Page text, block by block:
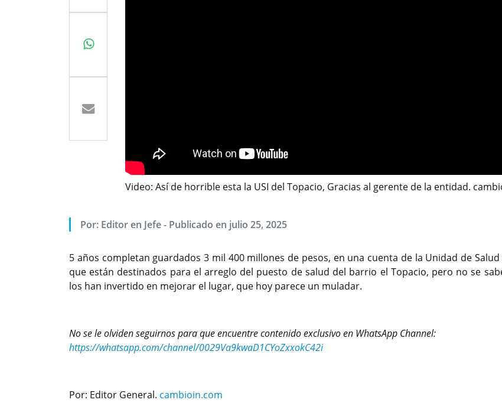
Video: Así de horrible esta la USI del Topacio, Gracias al gerente de la entidad.
Por: Editor en Jefe - Publicado en julio 25, 2025
5 años completan guardados 3 mil 400 millones de pesos, en una cuenta de la Unidad de Salud
que están destinados para el arreglo del puesto de salud del barrio el Topacio, pero no se
los han invertido en mejorar el lugar, que hoy parece un muladar.
No se le olviden seguirnos para que encuentre contenido exclusivo en WhatsApp Channel:
https://whatsapp.com/channel/0029Va9kwaD1CYoZxxokC42i
Por: Editor General. cambioin.com